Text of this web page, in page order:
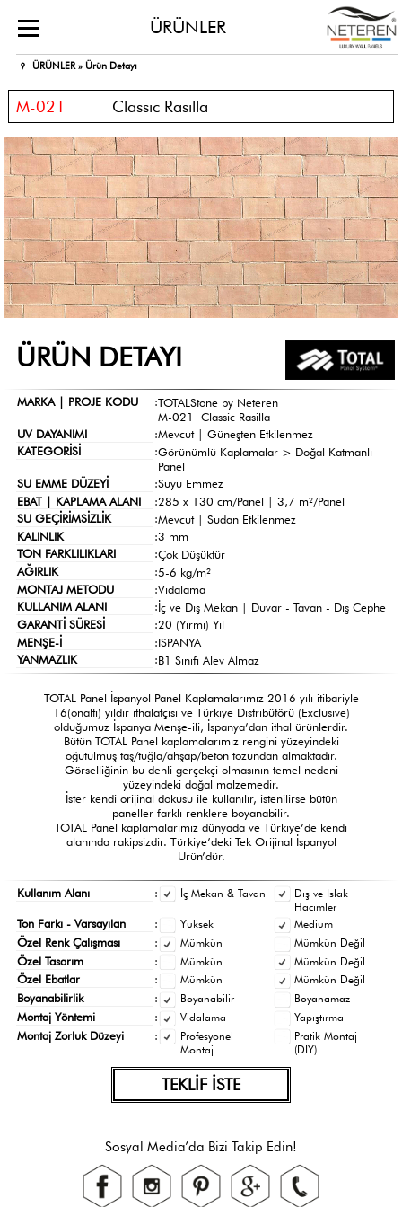
ÜRÜNLER
ÜRÜNLER » Ürün Detayı
M-021 Classic Rasilla
ÜRÜN DETAYI
MARKA | PROJE KODU :TOTALStone by Neteren
M-021 Classic Rasilla
UV DAYANIMI
:Mevcut | Güneşten Etkilenmez
KATEGORİSİ
:Görünümlü Kaplamalar > Doğal Katmanlı
Panel
SU EMME DÜZEYİ
:Suyu Emmez
EBAT | KAPLAMA ALANI
:285 x 130 cm/Panel | 3,7 m²/Panel
SU GEÇİRİMSİZLİK
:Mevcut | Sudan Etkilenmez
KALINLIK
:3 mm
TON FARKLILIKLARI
:Çok Düşüktür
AĞIRLIK
:5-6 kg/m²
MONTAJ METODU
:Vidalama
KULLANIM ALANI
:İç ve Dış Mekan | Duvar - Tavan - Dış Cephe
GARANTİ SÜRESİ
:20 (Yirmi) Yıl
MENŞE-İ
:ISPANYA
YANMAZLIK
:B1 Sınıfı Alev Almaz
TOTAL Panel İspanyol Panel Kaplamalarımız 2016 yılı itibariyle
16(onaltı) yıldır ithalatçısı ve Türkiye Distribütörü (Exclusive)
olduğumuz İspanya Menşe-ili, İspanya’dan ithal ürünlerdir.
Bütün TOTAL Panel kaplamalarımız rengini yüzeyindeki
öğütülmüş taş/tuğla/ahşap/beton tozundan almaktadır.
Görselliğinin bu denli gerçekçi olmasının temel nedeni
yüzeyindeki doğal malzemedir.
İster kendi orijinal dokusu ile kullanılır, istenilirse bütün
paneller farklı renklere boyanabilir.
TOTAL Panel kaplamalarımız dünyada ve Türkiye’de kendi
alanında rakipsizdir. Türkiye’deki Tek Orijinal İspanyol
Ürün’dür.
Kullanım Alanı : İç Mekan & Tavan
Dış ve Islak
Hacimler
Ton Farkı - Varsayılan : Yüksek Medium
Özel Renk Çalışması : Mümkün Mümkün Değil
Özel Tasarım : Mümkün Mümkün Değil
Özel Ebatlar : Mümkün Mümkün Değil
Boyanabilirlik : Boyanabilir Boyanamaz
Montaj Yöntemi : Vidalama Yapıştırma
Montaj Zorluk Düzeyi :
Profesyonel
Montaj
Pratik Montaj
(DIY)
TEKLİF İSTE
Sosyal Media’da Bizi Takip Edin!